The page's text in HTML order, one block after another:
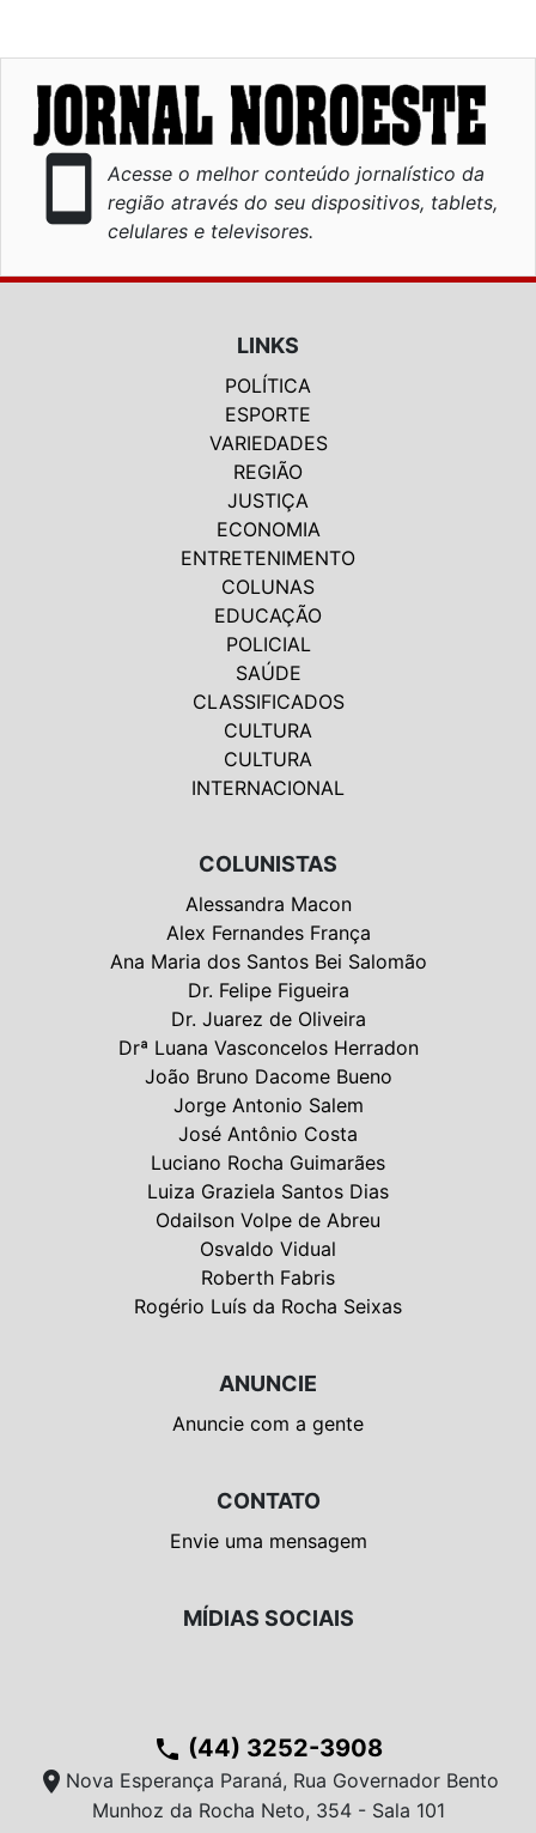
smartphone
Acesse o melhor conteúdo jornalístico da
região através do seu dispositivos, tablets,
celulares e televisores.
LINKS
POLÍTICA
ESPORTE
VARIEDADES
REGIÃO
JUSTIÇA
ECONOMIA
ENTRETENIMENTO
COLUNAS
EDUCAÇÃO
POLICIAL
SAÚDE
CLASSIFICADOS
CULTURA
CULTURA
INTERNACIONAL
COLUNISTAS
Alessandra Macon
Alex Fernandes França
Ana Maria dos Santos Bei Salomão
Dr. Felipe Figueira
Dr. Juarez de Oliveira
Drª Luana Vasconcelos Herradon
João Bruno Dacome Bueno
Jorge Antonio Salem
José Antônio Costa
Luciano Rocha Guimarães
Luiza Graziela Santos Dias
Odailson Volpe de Abreu
Osvaldo Vidual
Roberth Fabris
Rogério Luís da Rocha Seixas
ANUNCIE
Anuncie com a gente
CONTATO
Envie uma mensagem
MÍDIAS SOCIAIS
phone (44) 3252-3908
location_on Nova Esperança Paraná, Rua Governador Bento
Munhoz da Rocha Neto, 354 - Sala 101